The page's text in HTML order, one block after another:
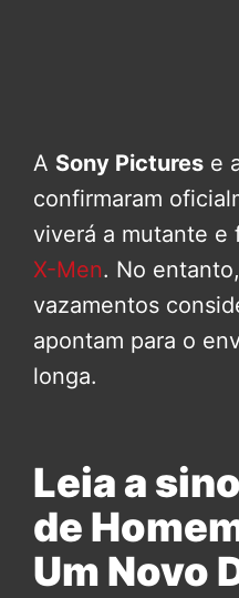
A Sony Pictures e
confirmaram
viverá a mutante e
X-Men. No
vazamentos
apontam para o
longa.
Leia a
de
Um Novo